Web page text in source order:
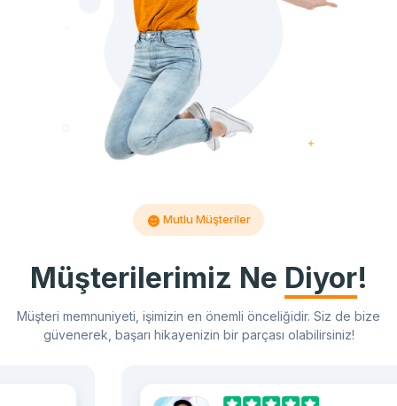
Mutlu Müşteriler
Müşterilerimiz Ne Diyor!
Müşteri memnuniyeti, işimizin en önemli önceliğidir. Siz de bize
güvenerek, başarı hikayenizin bir parçası olabilirsiniz!